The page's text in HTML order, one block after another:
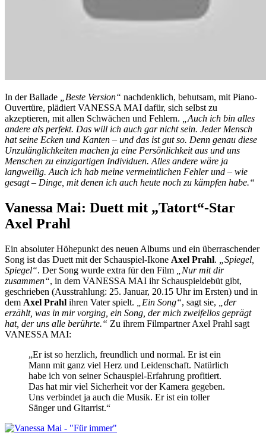
In der Ballade „Beste Version“ nachdenklich, behutsam, mit Piano-
Ouvertüre, plädiert VANESSA MAI dafür, sich selbst zu
akzeptieren, mit allen Schwächen und Fehlern.
„Auch ich bin alles
andere als perfekt. Das will ich auch gar nicht sein. Jeder Mensch
hat seine Ecken und Kanten – und das ist gut so. Denn genau diese
Unzulänglichkeiten machen ja eine Persönlichkeit aus und uns
Menschen zu einzigartigen Individuen. Alles andere wäre ja
langweilig. Auch ich hab meine vermeintlichen Fehler und – wie
gesagt – Dinge, mit denen ich auch heute noch zu kämpfen habe.“
Vanessa Mai: Duett mit „Tatort“-Star
Axel Prahl
Ein absoluter Höhepunkt des neuen Albums und ein überraschender
Song ist das Duett mit der Schauspiel-Ikone Axel Prahl.
„Spiegel,
Spiegel“. Der Song wurde extra für den Film
„Nur mit dir
zusammen“, in dem VANESSA MAI ihr Schauspieldebüt gibt,
geschrieben (Ausstrahlung: 25. Januar, 20.15 Uhr im Ersten) und in
dem Axel Prahl ihren Vater spielt. „Ein Song“, sagt sie,
„der
erzählt, was in mir vorging, ein Song, der mich zweifellos geprägt
hat, der uns alle berührte.“ Zu ihrem Filmpartner Axel Prahl sagt
VANESSA MAI:
„Er ist so herzlich, freundlich und normal. Er ist ein
Mann mit ganz viel Herz und Leidenschaft. Natürlich
habe ich von seiner Schauspiel-Erfahrung profitiert.
Das hat mir viel Sicherheit vor der Kamera gegeben.
Uns verbindet ja auch die Musik. Er ist ein toller
Sänger und Gitarrist.“